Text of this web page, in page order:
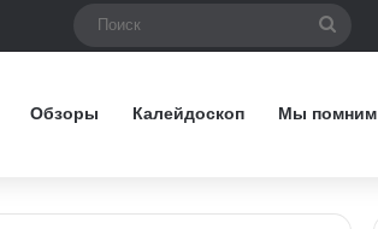
Обзоры Калейдоскоп Мы помним